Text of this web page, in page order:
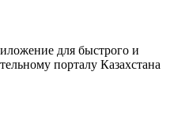
для быстрого и
порталу Казахстана